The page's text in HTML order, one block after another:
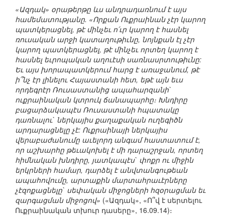
«Ազդակ» օրաթերթը ևս անդրադառնում է այս
համեմատությանը. «Որքան Ուքրաինան չէր կարող
պատկերացնել, թէ մինչեւ ո՛ւր կարող է հասնել
ռուսական արջի կատաղութիւնը, նոյնքան էլ չէր
կարող պատկերացնել, թէ մինչեւ որտեղ կարող է
հասնել եւրոպական աղուէսի սառնասրտութիւնը:
Եւ այս խորապատկերում հարց է առաջանում, թէ
ի՞նչ էր լինելու Հայաստանի հետ, եթէ այն եւս
որդեգրէր Ռուսաստանից ապահարզանի`
ուքրաինական կտրուկ ճանապարհը։ Խնդիրը
բացարձակապէս Ռուսաստանի հպատակը
դառնալու` ներկայիս քաղաքական ուղեգիծն
արդարացնելը չէ: Ուքրաինայի ներկայիս
վերաբաժանումը աւելորդ անգամ հաստատում է,
որ աշխարհը թեւակոխել է մի դարաշրջան, որտեղ
հիմնական խնդիրը, յատկապէս` փոքր ու միջին
երկրների համար, դարձել է անվտանգութեան
ապահովումը, արտաքին մարտահրաւէրները
չէզոքացնելը` սեփական միջոցների հզօրացման եւ
զարգացման միջոցով» («Ազդակ», «Ո՞վ է սերտելու
Ուքրաինական տխուր դասերը», 16.09.14)։